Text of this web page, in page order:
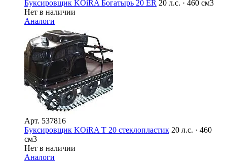
Буксировщик KOiRA Богатырь 20 ER 20 л.с. · 460 см3
Нет в наличии
Аналоги
Арт. 537816
Буксировщик KOiRA T 20 стеклопластик 20 л.с. · 460
см3
Нет в наличии
Аналоги